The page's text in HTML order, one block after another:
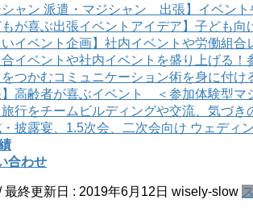
シャン 派遣・マジシャン 出張】イベン
もが喜ぶ出張イベントアイデア】子ども
いイベント企画】社内イベントや労働組
イベントや社内イベントを盛り上げる
つかむコミュニケーション術を身に付け
】高齢者が喜ぶイベント ＜参加体験型マ
旅行をチームビルディングや交流、気づ
披露宴、1.5次会、二次会向け ウェディ
合わせ
最終更新日 : 2019年6月12日 wisely-slow